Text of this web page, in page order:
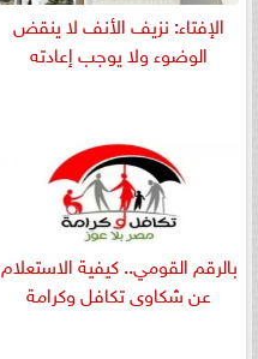
الإفتاء: نزيف الأنف لا ينقض
الوضوء ولا يوجب إعادته
بالرقم القومي.. كيفية الاستعلام
عن شكاوى تكافل وكرامة